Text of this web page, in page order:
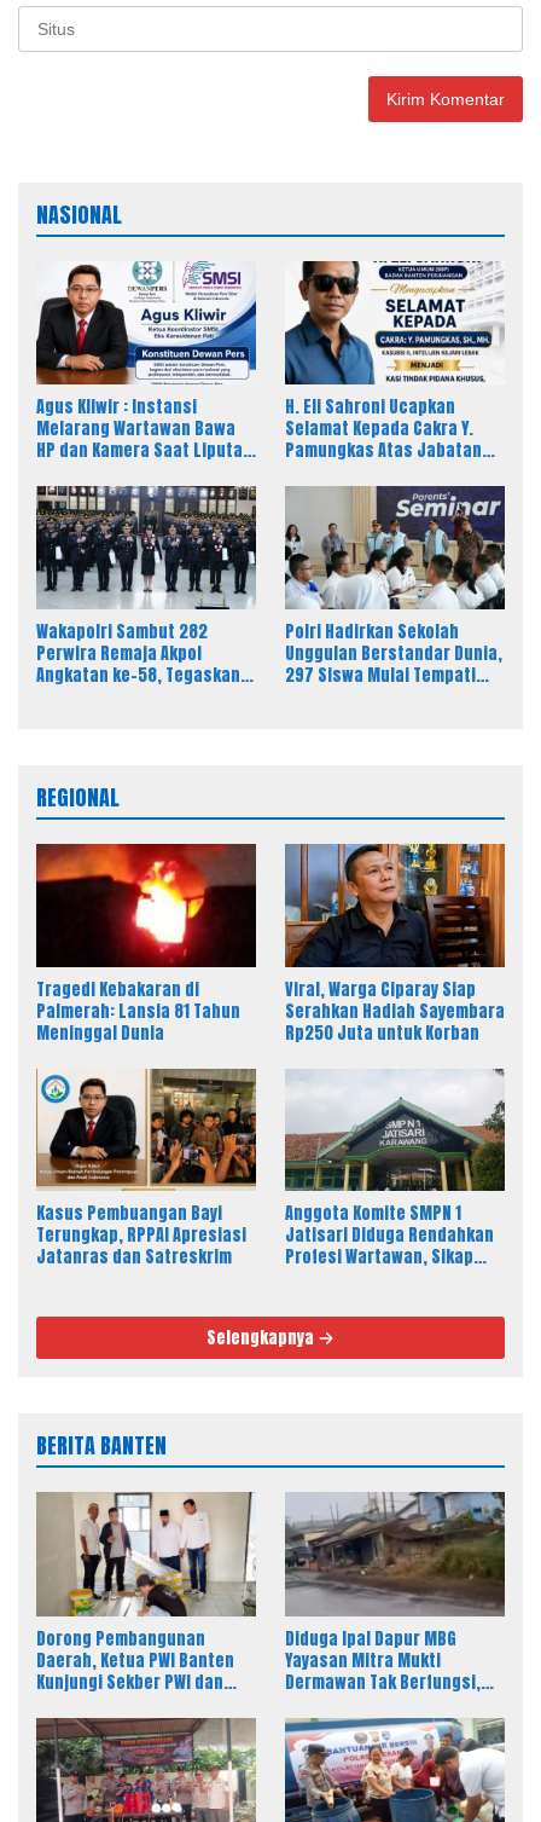
NASIONAL
Agus Kliwir : Instansi
Melarang Wartawan Bawa
HP dan Kamera Saat Liputan
Pers
H. Eli Sahroni Ucapkan
Selamat Kepada Cakra Y.
Pamungkas Atas Jabatan
Timor Tengah Utara
Wakapolri Sambut 282
Perwira Remaja Akpol
Angkatan ke-58, Tegaskan
Polri Hadirkan Sekolah
Unggulan Berstandar Dunia,
297 Siswa Mulai Tempati
REGIONAL
Tragedi Kebakaran di
Palmerah: Lansia 81 Tahun
Meninggal Dunia
Viral, Warga Ciparay Siap
Serahkan Hadiah Sayembara
Rp250 Juta untuk Korban
Kasus Pembuangan Bayi
Terungkap, RPPAI Apresiasi
Jatanras dan Satreskrim
Anggota Komite SMPN 1
Jatisari Diduga Rendahkan
Profesi Wartawan, Sikap
Selengkapnya
BERITA BANTEN
Dorong Pembangunan
Daerah, Ketua PWI Banten
Kunjungi Sekber PWI dan
Diduga Ipal Dapur MBG
Yayasan Mitra Mukti
Dermawan Tak Berfungsi,